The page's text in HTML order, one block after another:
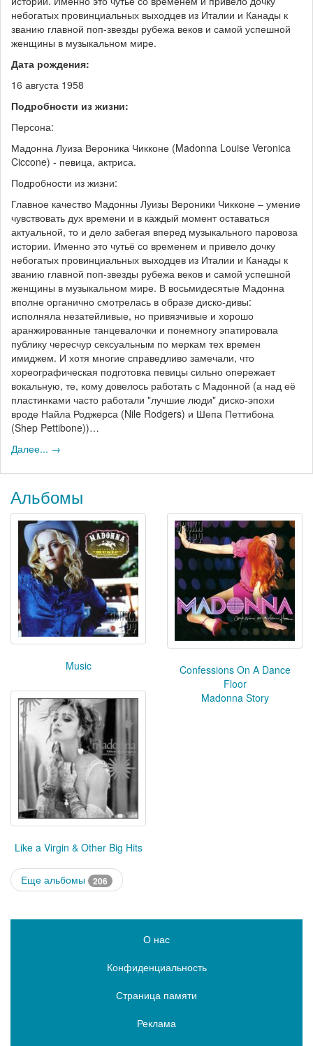
небогатых провинциальных выходцев из Италии и Канады к
званию главной поп-звезды рубежа веков и самой успешной
женщины в музыкальном мире.
Дата рождения:
16 августа 1958
Подробности из жизни:
Персона:
Мадонна Луиза Вероника Чикконе (Madonna Louise Veronica
Ciccone) - певица, актриса.
Подробности из жизни:
Главное качество Мадонны Луизы Вероники Чикконе – умение
чувствовать дух времени и в каждый момент оставаться
актуальной, то и дело забегая вперед музыкального паровоза
истории. Именно это чутьё со временем и привело дочку
небогатых провинциальных выходцев из Италии и Канады к
званию главной поп-звезды рубежа веков и самой успешной
женщины в музыкальном мире. В восьмидесятые Мадонна
вполне органично смотрелась в образе диско-дивы:
исполняла незатейливые, но привязчивые и хорошо
аранжированные танцевалочки и понемногу эпатировала
публику чересчур сексуальным по меркам тех времен
имиджем. И хотя многие справедливо замечали, что
хореографическая подготовка певицы сильно опережает
вокальную, те, кому довелось работать с Мадонной (а над её
пластинками часто работали "лучшие люди" диско-эпохи
вроде Найла Роджерса (Nile Rodgers) и Шепа Петтибона
(Shep Pettibone))…
Далее... →
Альбомы
Music
Confessions On A Dance
Floor
Like a Virgin & Other Big Hits
Madonna Story
Еще альбомы 206
О нас
Конфиденциальность
Страница памяти
Реклама